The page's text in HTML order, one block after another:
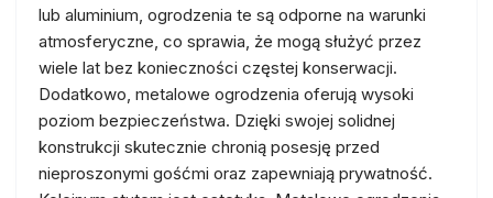
lub aluminium, ogrodzenia te są odporne na warunki
atmosferyczne, co sprawia, że mogą służyć przez
wiele lat bez konieczności częstej konserwacji.
Dodatkowo, metalowe ogrodzenia oferują wysoki
poziom bezpieczeństwa. Dzięki swojej solidnej
konstrukcji skutecznie chronią posesję przed
nieproszonymi gośćmi oraz zapewniają prywatność.